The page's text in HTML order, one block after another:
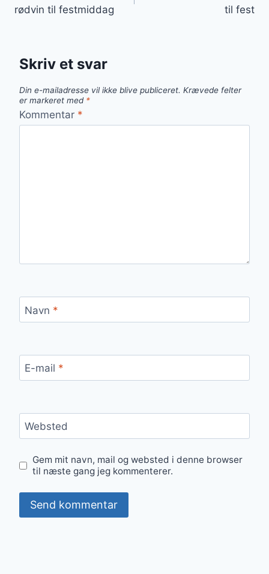
rødvin til festmiddag
til fest
Skriv et svar
Din e-mailadresse vil ikke blive publiceret. Krævede felter
er markeret med *
Kommentar *
Navn *
E-mail *
Websted
Gem mit navn, mail og websted i denne browser
til næste gang jeg kommenterer.